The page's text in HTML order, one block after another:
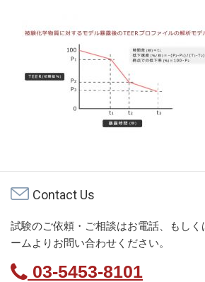
Contact Us
試験のご依頼・ご相談はお電話、もしく
ームよりお問い合わせください。
03-5453-8101